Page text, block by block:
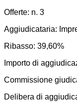
Offerte: n. 3
Aggiudicataria:
Ribasso: 39,60%
Importo di
Commissione
Delibera di